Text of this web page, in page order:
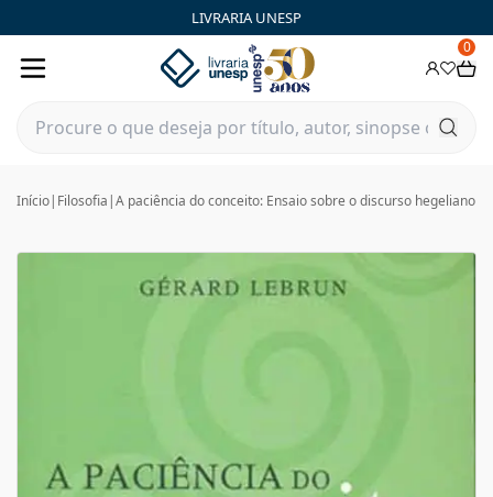
LIVRARIA UNESP
0
Início| Filosofia |A paciência do conceito: Ensaio sobre o discurso hegeliano